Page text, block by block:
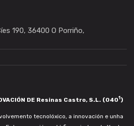
190, 36400 O Porriño,
DE Resinas Castro, S.L. (0401)
tecnolóxico, a innovación e unha